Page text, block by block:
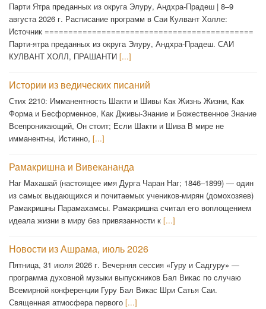
Парти Ятра преданных из округа Элуру, Андхра-Прадеш | 8–9
августа 2026 г. Расписание программ в Саи Кулвант Холле:
Источник ============================================
Парти-ятра преданных из округа Элуру, Андхра-Прадеш. САИ
КУЛВАНТ ХОЛЛ, ПРАШАНТИ [...]
Истории из ведических писаний
Стих 2210: Имманентность Шакти и Шивы Как Жизнь Жизни, Как
Форма и Бесформенное, Как Дживы-Знание и Божественное Знание
Всепроникающий, Он стоит; Если Шакти и Шива В мире не
имманентны, Истинно, [...]
Рамакришна и Вивекананда
Наг Махашай (настоящее имя Дурга Чаран Наг; 1846–1899) — один
из самых выдающихся и почитаемых учеников-мирян (домохозяев)
Рамакришны Парамахамсы. Рамакришна считал его воплощением
идеала жизни в миру без привязанности к [...]
Новости из Ашрама, июль 2026
Пятница, 31 июля 2026 г. Вечерняя сессия «Гуру и Садгуру» —
программа духовной музыки выпускников Бал Викас по случаю
Всемирной конференции Гуру Бал Викас Шри Сатья Саи.
Священная атмосфера первого [...]